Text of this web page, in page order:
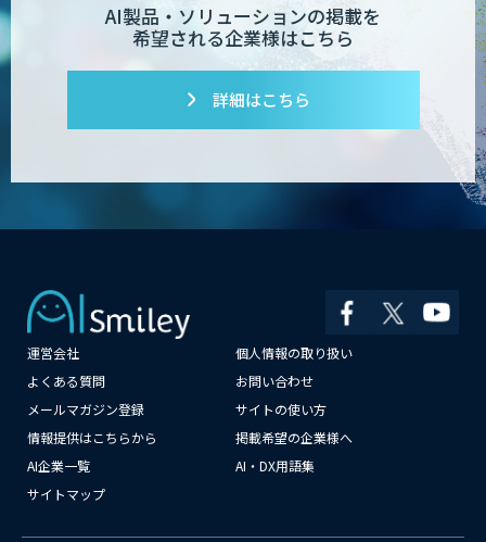
AI製品・ソリューションの掲載を
希望される企業様はこちら
詳細はこちら
運営会社
個人情報の取り扱い
よくある質問
お問い合わせ
メールマガジン登録
サイトの使い方
情報提供はこちらから
掲載希望の企業様へ
AI企業一覧
AI・DX用語集
サイトマップ